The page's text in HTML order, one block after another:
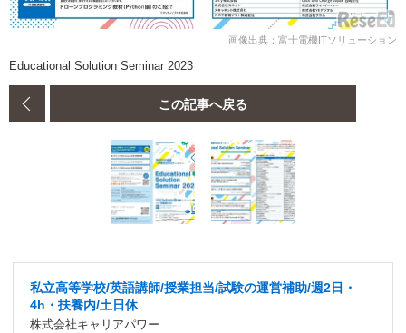
画像出典：富士電機ITソリューション
Educational Solution Seminar 2023
この記事へ戻る
私立高等学校/英語講師/授業担当/試験の運営補助/週2日・
4h・扶養内/土日休
株式会社キャリアパワー